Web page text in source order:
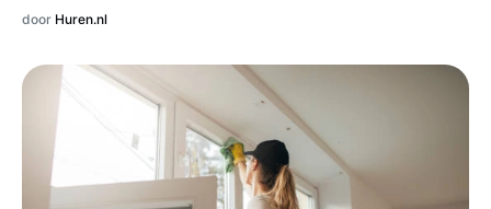
door Huren.nl